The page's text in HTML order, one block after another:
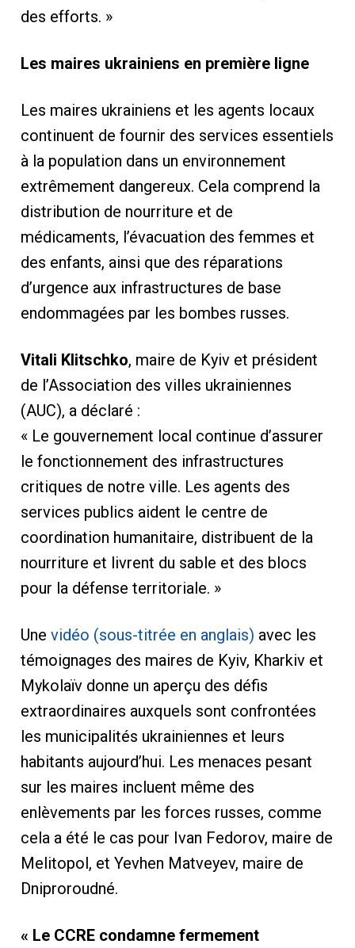
des efforts. »
Les maires ukrainiens en première ligne
Les maires ukrainiens et les agents locaux
continuent de fournir des services essentiels
à la population dans un environnement
extrêmement dangereux. Cela comprend la
distribution de nourriture et de
médicaments, l’évacuation des femmes et
des enfants, ainsi que des réparations
d’urgence aux infrastructures de base
endommagées par les bombes russes.
Vitali Klitschko, maire de Kyiv et président
de l’Association des villes ukrainiennes
(AUC), a déclaré :
« Le gouvernement local continue d’assurer
le fonctionnement des infrastructures
critiques de notre ville. Les agents des
services publics aident le centre de
coordination humanitaire, distribuent de la
nourriture et livrent du sable et des blocs
pour la défense territoriale. »
Une vidéo (sous-titrée en anglais) avec les
témoignages des maires de Kyiv, Kharkiv et
Mykolaïv donne un aperçu des défis
extraordinaires auxquels sont confrontées
les municipalités ukrainiennes et leurs
habitants aujourd’hui. Les menaces pesant
sur les maires incluent même des
enlèvements par les forces russes, comme
cela a été le cas pour Ivan Fedorov, maire de
Melitopol, et Yevhen Matveyev, maire de
Dniproroudné.
« Le CCRE condamne fermement